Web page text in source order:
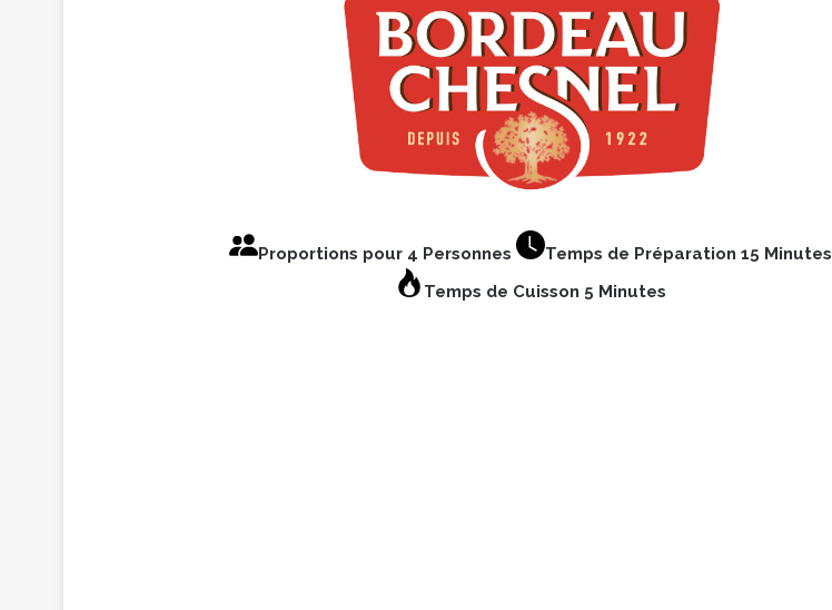
Proportions pour 4 Personnes
Temps de Préparation 15 Minutes
Temps de Cuisson 5 Minutes